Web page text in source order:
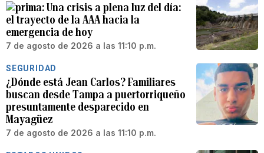
Una crisis a plena luz del día:
el trayecto de la AAA hacia la
emergencia de hoy
7 de agosto de 2026 a las 11:10 p.m.
SEGURIDAD
¿Dónde está Jean Carlos? Familiares
buscan desde Tampa a puertorriqueño
presuntamente desparecido en
Mayagüez
7 de agosto de 2026 a las 11:10 p.m.